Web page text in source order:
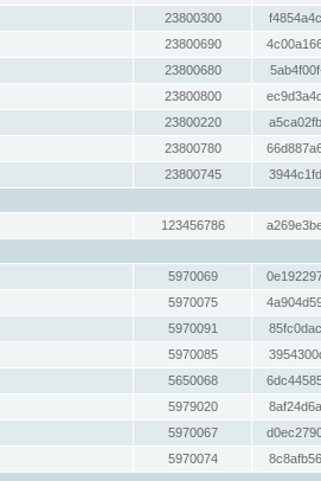
23800300
23800690
23800680
23800800
23800220
23800780
23800745
123456786
5970069
5970075
5970091
5970085
5650068
5979020
5970067
5970074